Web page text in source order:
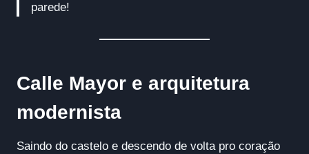
parede!
Calle Mayor e arquitetura
modernista
Saindo do castelo e descendo de volta pro coração